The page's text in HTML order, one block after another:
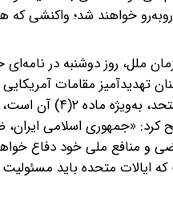
خواهند شد؛ واکنشی که
ملل، روز دوشنبه در
مقامات آمریکایی
اینکه چنین اظهاراتی نقض آشکار
کرد: «جمهوری اسلامی
و منافع ملی خود دفاع
ایالات متحده باید مسئولیت